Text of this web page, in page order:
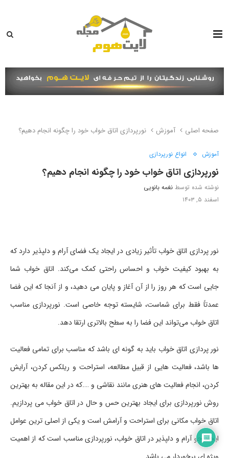
صفحه اصلی آموزش نورپردازی اتاق خواب خود را چگونه انجام دهیم؟
آموزش انواع نورپردازی
نورپردازی اتاق خواب خود را چگونه انجام دهیم؟
نوشته شده توسط نغمه بانویی
اسفند ۵, ۱۴۰۳
نور پردازی اتاق خواب تأثیر زیادی در ایجاد یک فضای آرام و دلپذیر دارد که
به بهبود کیفیت خواب و احساس راحتی کمک می‌کند. اتاق خواب شما
جایی است که هر روز را از آن آغاز و پایان می ‌دهید، و از آنجا که این فضا
عمدتاً فقط برای شماست، شایسته توجه خاصی است. نورپردازی مناسب
اتاق خواب می‌تواند این فضا را به سطح بالاتری ارتقا دهد.
نور پردازی اتاق خواب باید به گونه ای باشد که مناسب برای تمامی فعالیت
ها باشد، فعالیت هایی از قبیل مطالعه، استراحت و ریلکس کردن، آرایش
کردن، انجام فعالیت های هنری مانند نقاشی و ….که در این مقاله به بهترین
روش نورپردازی برای ایجاد بهترین حس و حال در اتاق خواب می پردازیم.
اتاق خواب مکانی برای استراحت و آرامش است و یکی از اصلی‌ ترین عوامل
ایجاد جو آرام و دلپذیر در اتاق خواب، نورپردازی مناسب است که از اهمیت